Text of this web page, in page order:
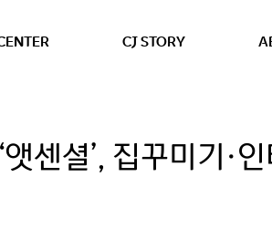
CJ STORY
센셜’, 집꾸미기·